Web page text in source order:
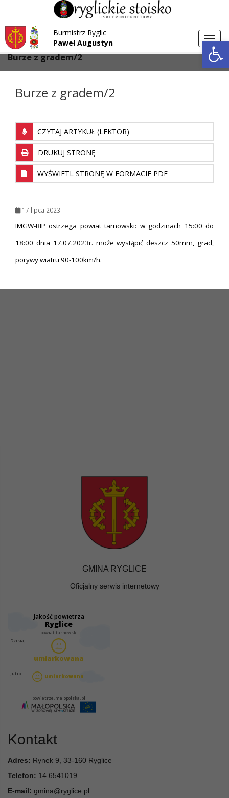
Przejdź do menu
Przejdź do głównej treści strony
Przejdź do stopki strony
Burmistrz Ryglic
Paweł Augustyn
Strona główna > Aktualności
Burze z gradem/2
Burze z gradem/2
CZYTAJ ARTYKUŁ (LEKTOR)
DRUKUJ STRONĘ
WYŚWIETL STRONĘ W FORMACIE PDF
17 lipca 2023
IMGW-BIP ostrzega powiat tarnowski: w godzinach 15:00 do
18:00 dnia 17.07.2023r. może wystąpić deszcz 50mm, grad,
porywy wiatru 90-100km/h.
GMINA RYGLICE
Oficjalny serwis internetowy
Kontakt
Adres: Rynek 9, 33-160 Ryglice
Telefon: 14 6541019
E-mail: gmina@ryglice.pl